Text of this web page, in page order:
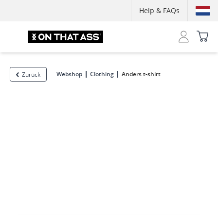
Help & FAQs
Zurück Webshop Clothing Anders t-shirt